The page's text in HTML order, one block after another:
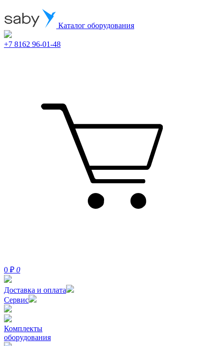
Каталог оборудования
+7 8162 96-01-48
0 ₽ 0
Доставка и оплата
Сервис
Комплекты
оборудования